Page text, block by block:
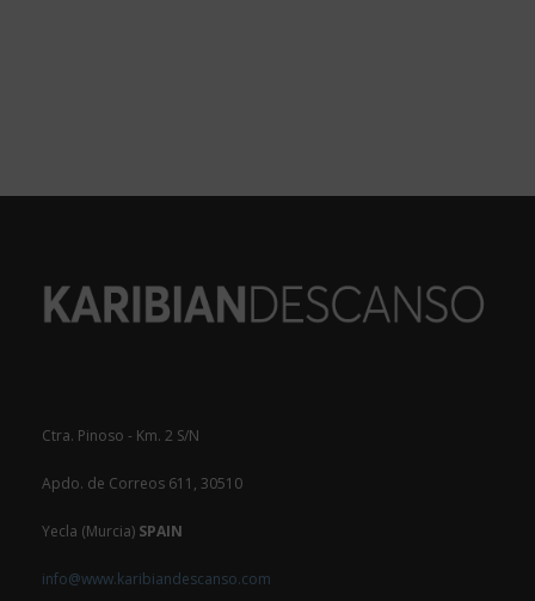
Ctra. Pinoso - Km. 2 S/N
Apdo. de Correos 611, 30510
Yecla (Murcia) SPAIN
info@www.karibiandescanso.com